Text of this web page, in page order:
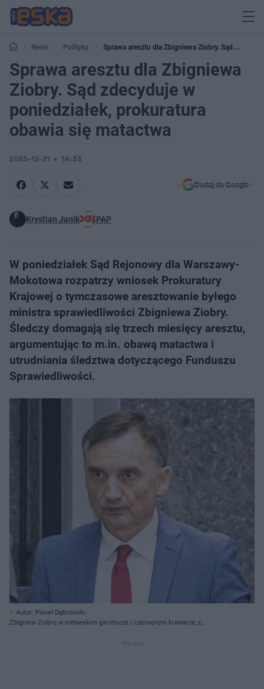
News Polityka
Sprawa aresztu dla Zbigniewa Ziobry. Sąd
zdecyduje w poniedziałek, prokuratura obawia się matactwa
Sprawa aresztu dla Zbigniewa
Ziobry. Sąd zdecyduje w
poniedziałek, prokuratura
obawia się matactwa
2025-12-21 14:33
Dodaj do Google
Krystian Janik PAP
W poniedziałek Sąd Rejonowy dla Warszawy-
Mokotowa rozpatrzy wniosek Prokuratury
Krajowej o tymczasowe aresztowanie byłego
ministra sprawiedliwości Zbigniewa Ziobry.
Śledczy domagają się trzech miesięcy aresztu,
argumentując to m.in. obawą matactwa i
utrudniania śledztwa dotyczącego Funduszu
Sprawiedliwości.
Autor: Paweł Dąbrowski
Zbigniew Ziobro w niebieskim garniturze i czerwonym krawacie, z
darowizn dla jego fundacji. Więcej o aferze Zondacrypto przeczytasz na